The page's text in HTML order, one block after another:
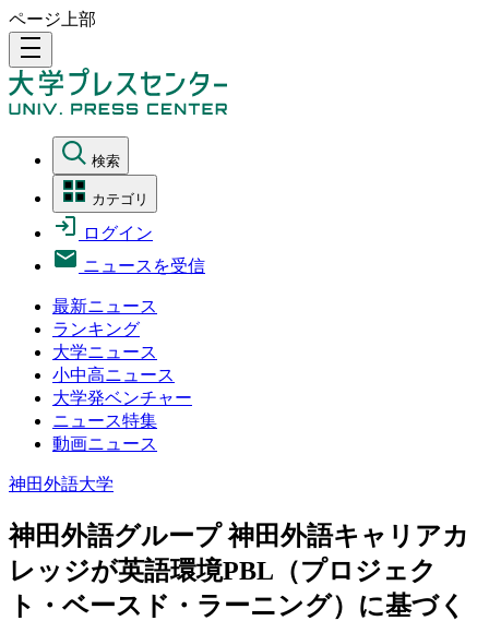
ページ上部
density_medium
検索
カテゴリ
ログイン
ニュースを受信
最新ニュース
ランキング
大学ニュース
小中高ニュース
大学発ベンチャー
ニュース特集
動画ニュース
神田外語大学
神田外語グループ 神田外語キャリアカ
レッジが英語環境PBL（プロジェク
ト・ベースド・ラーニング）に基づく